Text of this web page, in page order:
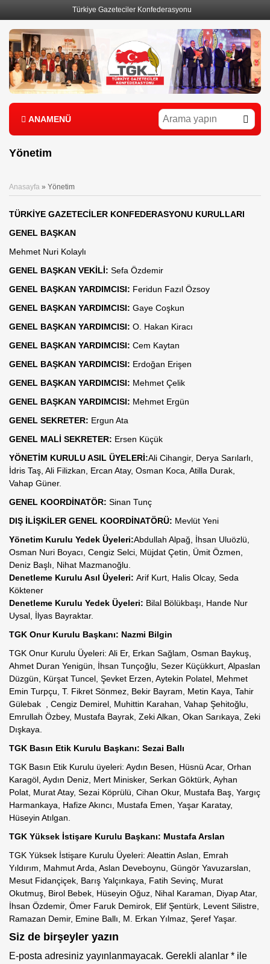
Türkiye Gazeteciler Konfederasyonu
1
ANAMENÜ
Yönetim
Anasayfa » Yönetim
TÜRKİYE GAZETECİLER KONFEDERASYONU KURULLARI
GENEL BAŞKAN
Mehmet Nuri Kolaylı
GENEL BAŞKAN VEKİLİ: Sefa Özdemir
GENEL BAŞKAN YARDIMCISI: Feridun Fazıl Özsoy
GENEL BAŞKAN YARDIMCISI: Gaye Coşkun
GENEL BAŞKAN YARDIMCISI: O. Hakan Kiracı
GENEL BAŞKAN YARDIMCISI: Cem Kaytan
GENEL BAŞKAN YARDIMCISI: Erdoğan Erişen
GENEL BAŞKAN YARDIMCISI: Mehmet Çelik
GENEL BAŞKAN YARDIMCISI: Mehmet Ergün
GENEL SEKRETER: Ergun Ata
GENEL MALİ SEKRETER: Ersen Küçük
YÖNETİM KURULU ASIL ÜYELERİ:Ali Cihangir, Derya Sarılarlı,
İdris Taş, Ali Filizkan, Ercan Atay, Osman Koca, Atilla Durak,
Vahap Güner.
GENEL KOORDİNATÖR: Sinan Tunç
DIŞ İLİŞKİLER GENEL KOORDİNATÖRÜ: Mevlüt Yeni
Yönetim Kurulu Yedek Üyeleri:Abdullah Alpağ, İhsan Uluözlü,
Osman Nuri Boyacı, Cengiz Selci, Müjdat Çetin, Ümit Özmen,
Deniz Başlı, Nihat Mazmanoğlu.
Denetleme Kurulu Asıl Üyeleri: Arif Kurt, Halis Olcay, Seda
Köktener
Denetleme Kurulu Yedek Üyeleri: Bilal Bölükbaşı, Hande Nur
Uysal, İlyas Bayraktar.
TGK Onur Kurulu Başkanı: Nazmi Bilgin
TGK Onur Kurulu Üyeleri: Ali Er, Erkan Sağlam, Osman Baykuş,
Ahmet Duran Yenigün, İhsan Tunçoğlu, Sezer Küçükkurt, Alpaslan
Düzgün, Kürşat Tuncel, Şevket Erzen, Aytekin Polatel, Mehmet
Emin Turpçu, T. Fikret Sönmez, Bekir Bayram, Metin Kaya, Tahir
Gülebak , Cengiz Demirel, Muhittin Karahan, Vahap Şehitoğlu,
Emrullah Özbey, Mustafa Bayrak, Zeki Alkan, Okan Sarıkaya, Zeki
Dışkaya.
TGK Basın Etik Kurulu Başkanı: Sezai Ballı
TGK Basın Etik Kurulu üyeleri: Aydın Besen, Hüsnü Acar, Orhan
Karagöl, Aydın Deniz, Mert Minisker, Serkan Göktürk, Ayhan
Polat, Murat Atay, Sezai Köprülü, Cihan Okur, Mustafa Baş, Yargıç
Harmankaya, Hafize Akıncı, Mustafa Emen, Yaşar Karatay,
Hüseyin Atılgan.
TGK Yüksek İstişare Kurulu Başkanı: Mustafa Arslan
TGK Yüksek İstişare Kurulu Üyeleri: Aleattin Aslan, Emrah
Yıldırım, Mahmut Arda, Aslan Deveboynu, Güngör Yavuzarslan,
Mesut Fidançiçek, Barış Yalçınkaya, Fatih Sevinç, Murat
Okutmuş, Birol Bebek, Hüseyin Oğuz, Nihal Karaman, Diyap Atar,
İhsan Özdemir, Ömer Faruk Demirok, Elif Şentürk, Levent Silistre,
Ramazan Demir, Emine Ballı, M. Erkan Yılmaz, Şeref Yaşar.
Siz de birşeyler yazın
E-posta adresiniz yayınlanmayacak. Gerekli alanlar * ile